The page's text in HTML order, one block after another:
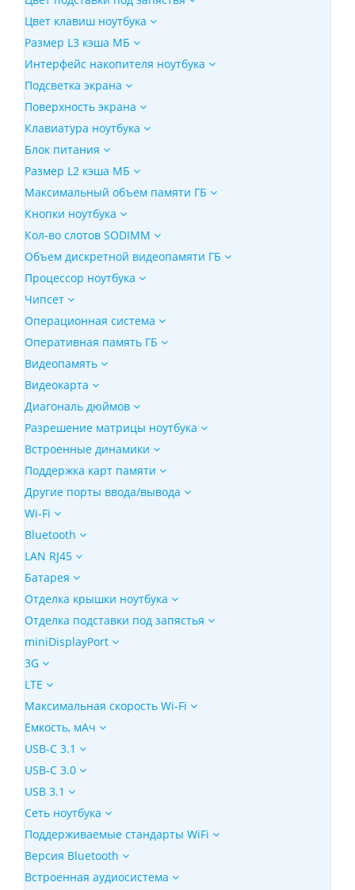
Цвет клавиш ноутбука
Размер L3 кэша МБ
Интерфейс накопителя ноутбука
Подсветка экрана
Поверхность экрана
Клавиатура ноутбука
Блок питания
Размер L2 кэша МБ
Максимальный объем памяти ГБ
Кнопки ноутбука
Кол-во слотов SODIMM
Объем дискретной видеопамяти ГБ
Процессор ноутбука
Чипсет
Операционная система
Оперативная память ГБ
Видеопамять
Видеокарта
Диагональ дюймов
Разрешение матрицы ноутбука
Встроенные динамики
Поддержка карт памяти
Другие порты ввода/вывода
Wi-Fi
Bluetooth
LAN RJ45
Батарея
Отделка крышки ноутбука
Отделка подставки под запястья
miniDisplayPort
3G
LTE
Максимальная скорость Wi-Fi
Емкость, мАч
USB-C 3.1
USB-C 3.0
USB 3.1
Сеть ноутбука
Поддерживаемые стандарты WiFi
Версия Bluetooth
Встроенная аудиосистема